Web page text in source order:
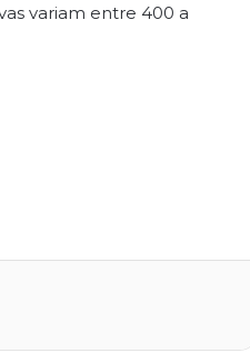
variam entre 400 a